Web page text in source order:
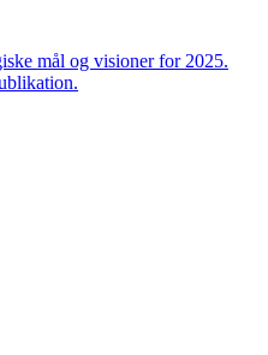
mål og visioner for 2025.